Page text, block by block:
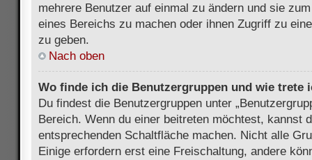
mehrere Benutzer auf einmal zu ändern und sie
eines Bereichs zu machen oder ihnen Zugriff zu
zu geben.
Nach oben
Wo finde ich die Benutzergruppen und wie trete
Du findest die Benutzergruppen unter
Bereich. Wenn du einer beitreten möchtest, kannst
entsprechenden Schaltfläche machen. Nicht alle
Einige erfordern erst eine Freischaltung, andere